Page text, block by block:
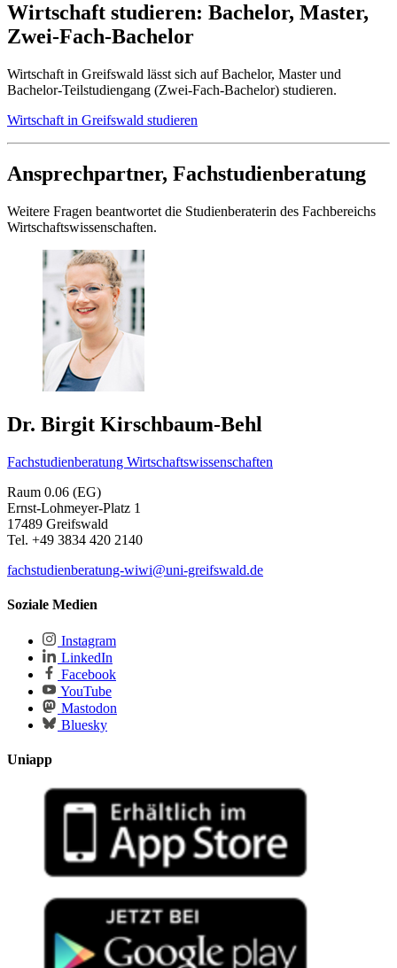
Wirtschaft studieren: Bachelor, Master,
Zwei-Fach-Bachelor
Wirtschaft in Greifswald lässt sich auf Bachelor, Master und
Bachelor-Teilstudiengang (Zwei-Fach-Bachelor) studieren.
Wirtschaft in Greifswald studieren
Ansprechpartner, Fachstudienberatung
Weitere Fragen beantwortet die Studienberaterin des Fachbereichs
Wirtschaftswissenschaften.
Dr. Birgit Kirschbaum-Behl
Fachstudienberatung Wirtschaftswissenschaften
Raum 0.06 (EG)
Ernst-Lohmeyer-Platz 1
17489 Greifswald
Tel. +49 3834 420 2140
fachstudienberatung-wiwi@uni-greifswald.de
Soziale Medien
Instagram
LinkedIn
Facebook
YouTube
Mastodon
Bluesky
Uniapp